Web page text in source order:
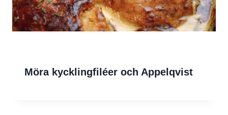
Möra kycklingfiléer och Appelqvist